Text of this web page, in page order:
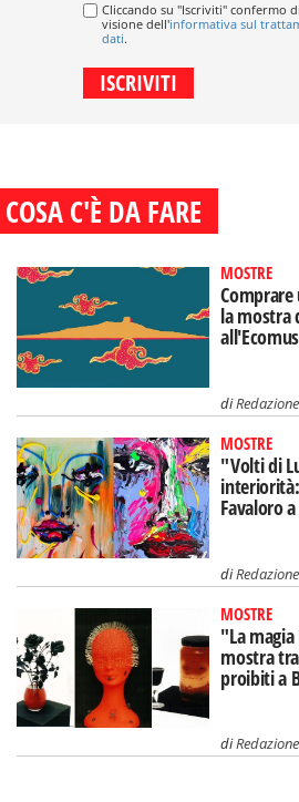
Cliccando su "Iscriviti" confermo
visione dell'informativa sul
dati.
COSA C'È DA FARE
MOSTRE
la mostra
diRedazione
MOSTRE
"Volti di
Favaloro
diRedazione
MOSTRE
"La
mostra
proibiti a
diRedazione